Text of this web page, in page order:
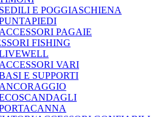
SEDILI E POGGIASCHIENA
ACCESSORI PAGAIE
FISHING
ACCESSORI VARI
E SUPPORTI
ANCORAGGIO